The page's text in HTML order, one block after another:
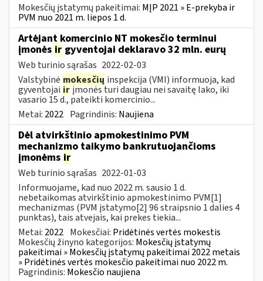
Mokesčių įstatymų pakeitimai: MĮP 2021 » E-prekyba ir
PVM nuo 2021 m. liepos 1 d.
Artėjant komercinio NT mokesčio terminui
įmonės ir gyventojai deklaravo 32 mln. eurų
Web turinio sąrašas 2022-02-03
Valstybinė mokesčių inspekcija (VMI) informuoja, kad
gyventojai irįmonės turi daugiau nei savaitę lako, iki
vasario 15 d., pateikti komercinio...
Metai: 2022 Pagrindinis: Naujiena
Dėl atvirkštinio apmokestinimo PVM
mechanizmo taikymo bankrutuojančioms
įmonėms ir
Web turinio sąrašas 2022-01-03
Informuojame, kad nuo 2022 m. sausio 1 d.
nebetaikomas atvirkštinio apmokestinimo PVM[1]
mechanizmas (PVM įstatymo[2] 96 straipsnio 1 dalies 4
punktas), tais atvejais, kai prekes tiekia...
Metai: 2022 Mokesčiai: Pridėtinės vertės mokestis
Mokesčių žinyno kategorijos: Mokesčių įstatymų
pakeitimai » Mokesčių įstatymų pakeitimai 2022 metais
» Pridėtinės vertės mokesčio pakeitimai nuo 2022 m.
Pagrindinis: Mokesčio naujiena